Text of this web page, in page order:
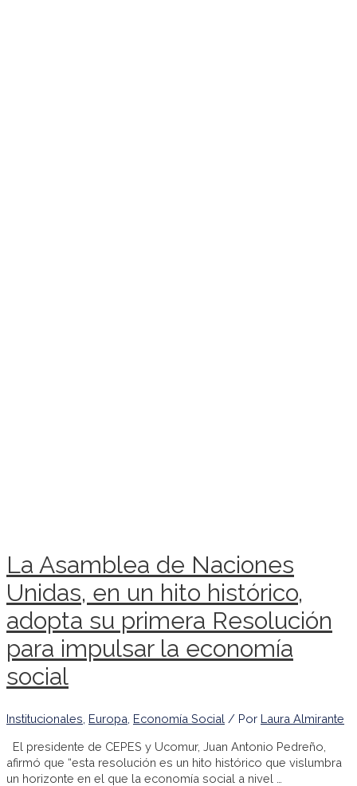
La Asamblea de Naciones
Unidas, en un hito histórico,
adopta su primera Resolución
para impulsar la economía
social
Institucionales Europa Economía Social / Por Laura Almirante
El presidente de CEPES y Ucomur, Juan Antonio Pedreño,
afirmó que “esta resolución es un hito histórico que vislumbra
un horizonte en el que la economía social a nivel …